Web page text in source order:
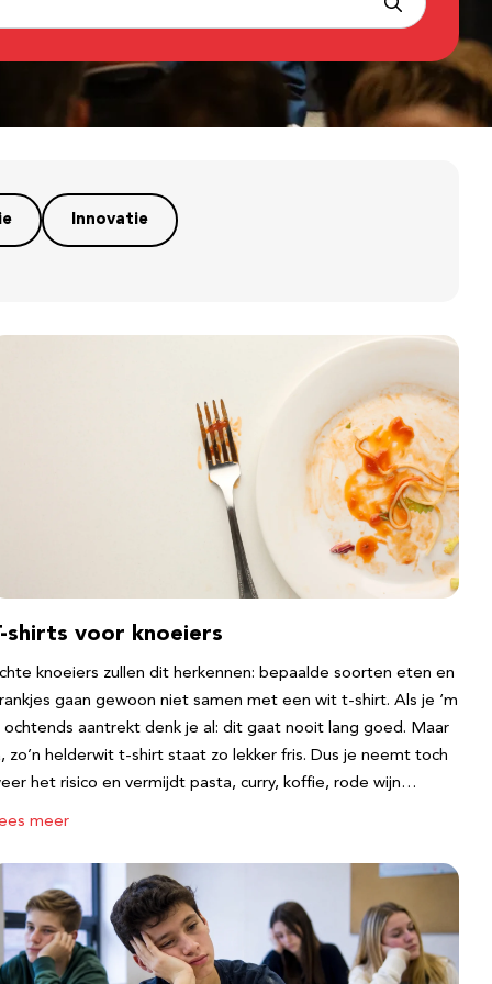
Innovatie
shirts voor knoeiers
knoeiers zullen dit herkennen: bepaalde soorten eten en
gaan gewoon niet samen met een wit t-shirt. Als je ‘m
ochtends aantrekt denk je al: dit gaat nooit lang goed. Maar
zo’n helderwit t-shirt staat zo lekker fris. Dus je neemt toch
het risico en vermijdt pasta, curry, koffie, rode wijn…
meer